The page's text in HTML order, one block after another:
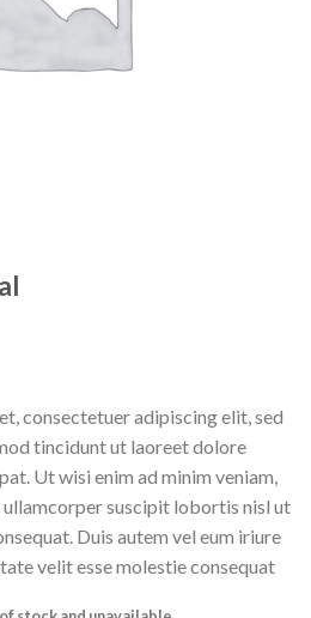
consectetuer adipiscing elit, sed
tincidunt ut laoreet dolore
Ut wisi enim ad minim veniam,
suscipit lobortis nisl ut
Duis autem vel eum iriure
velit esse molestie consequat